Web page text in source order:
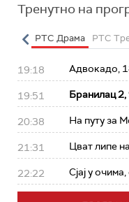
Тренутно на
РТС Драма РТС
19:18 Адвокадо,
19:51 Бранилац
20:38 На путу за
21:31 Цват липе
22:22 Сјај у